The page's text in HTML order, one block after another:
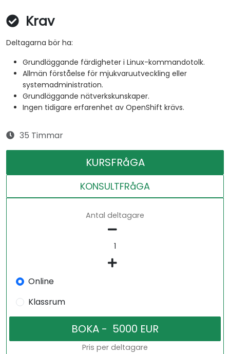
Krav
Deltagarna bör ha:
Grundläggande färdigheter i Linux-kommandotolk.
Allmän förståelse för mjukvaruutveckling eller
systemadministration.
Grundläggande nätverkskunskaper.
Ingen tidigare erfarenhet av OpenShift krävs.
35 Timmar
KURSFRåGA
KONSULTFRåGA
Antal deltagare
Online
Klassrum
Pris per deltagare